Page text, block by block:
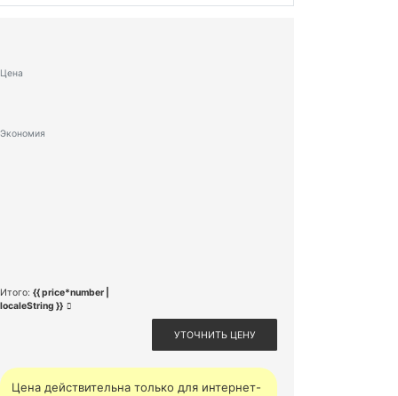
Цена
Экономия
Итого: {{ price*number |
localeString }}
УТОЧНИТЬ ЦЕНУ
Цена действительна только для интернет-